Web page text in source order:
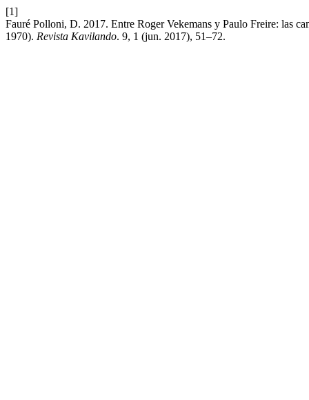
[1]
Fauré Polloni, D. 2017. Entre Roger Vekemans y Paulo Freire: las
1970). Revista Kavilando. 9, 1 (jun. 2017), 51–72.